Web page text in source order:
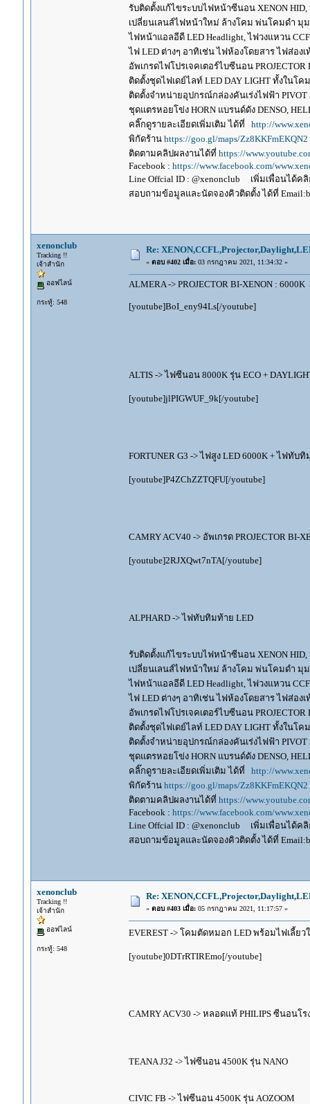
รับติดตั้งแก้ไขระบบไฟหน้าซีนอน XENON
เปลี่ยนเลนส์ไฟหน้าใหม่ ล้างโคม พ่นโคมดำ มุ
ไฟหน้าแอลอีดี LED Headlight, ไฟวงแหวน
ไฟ LED ต่างๆ อาทิเช่น ไฟห้องโดยสาร ไฟส่อ
อัพเกรดไฟโปรเจคเตอร์ไบซีนอน
ติดตั้งชุดไฟเดย์ไลท์ LED DAY LIGHT ทั้งในโ
ติดตั้งจำหน่ายอุปกรณ์กล่องคันเร่งไฟฟ้า PIVOT
ชุดแตรหอยโข่ง HORN แบรนด์ดัง DENSO,
คลิ๊กดูรายละเอียดเพิ่มเติม ได้ที่ http://
พิกัดร้าน https://goo.gl/maps/Zz8KKFmEKQN2
ติดตามคลิปผลงานได้ที่ https://
Facebook : https://www.facebook.com/
Line Offcial ID : @xenonclub เพิ่มเพื่อนได้ค
สอบถามข้อมูลและนัดจองคิวติดตั้ง ได้ที่
xenonclub
Tracking !!
เจ้าสำนัก
ออฟไลน์
กระทู้: 548
Re:
« ตอบ #402 เมื่อ:03 กรกฎาคม 2021, 11:34:32 »
ALMERA -> PROJECTOR BI-XENON :
[youtube]BoI_eny94Ls[/youtube]
ALTIS -> ไฟซีนอน 8000K รุ่น ECO +
[youtube]jlPIGWUF_9k[/youtube]
FORTUNER G3 -> ไฟสูง LED 6000K + ไฟทับ
[youtube]P4ZChZZTQFU[/youtube]
CAMRY ACV40 -> อัพเกรด PROJECTOR BI-
[youtube]2RJXQwt7nTA[/youtube]
ALPHARD -> ไฟทับทิมท้าย LED
รับติดตั้งแก้ไขระบบไฟหน้าซีนอน XENON
เปลี่ยนเลนส์ไฟหน้าใหม่ ล้างโคม พ่นโคมดำ มุ
ไฟหน้าแอลอีดี LED Headlight, ไฟวงแหวน
ไฟ LED ต่างๆ อาทิเช่น ไฟห้องโดยสาร ไฟส่อ
อัพเกรดไฟโปรเจคเตอร์ไบซีนอน
ติดตั้งชุดไฟเดย์ไลท์ LED DAY LIGHT ทั้งในโ
ติดตั้งจำหน่ายอุปกรณ์กล่องคันเร่งไฟฟ้า PIVOT
ชุดแตรหอยโข่ง HORN แบรนด์ดัง DENSO,
คลิ๊กดูรายละเอียดเพิ่มเติม ได้ที่ http://
พิกัดร้าน https://goo.gl/maps/Zz8KKFmEKQN2
ติดตามคลิปผลงานได้ที่ https://
Facebook : https://www.facebook.com/
Line Offcial ID : @xenonclub เพิ่มเพื่อนได้ค
สอบถามข้อมูลและนัดจองคิวติดตั้ง ได้ที่
xenonclub
Tracking !!
เจ้าสำนัก
ออฟไลน์
กระทู้: 548
Re:
« ตอบ #403 เมื่อ:05 กรกฎาคม 2021, 11:17:57 »
EVEREST -> โคมตัดหมอก LED พร้อมไฟเลี้ย
[youtube]0DTrRTIREmo[/youtube]
CAMRY ACV30 -> หลอดแท้ PHILIPS ซีนอนโร
TEANA J32 -> ไฟซีนอน 4500K รุ่น NANO
CIVIC FB -> ไฟซีนอน 4500K รุ่น AOZOOM